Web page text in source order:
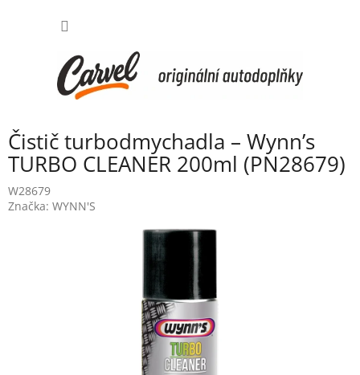
Čistič turbodmychadla – Wynn’s
TURBO CLEANER 200ml (PN28679)
W28679
Značka: WYNN'S